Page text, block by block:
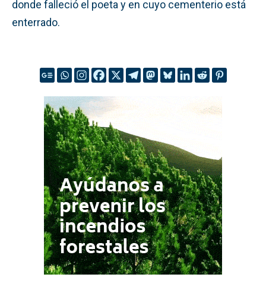
donde falleció el poeta y en cuyo cementerio está
enterrado.